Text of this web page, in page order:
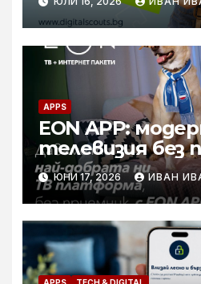
APPS
EON APP:
телевизия без
повече стойност за
потребители
ЮНИ 17, 2026 ИВАН